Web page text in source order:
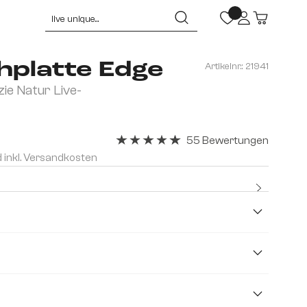
Edge
Natur Live-
Artikelnr.: 21941
inkl. Versandkosten
55 Bewertungen